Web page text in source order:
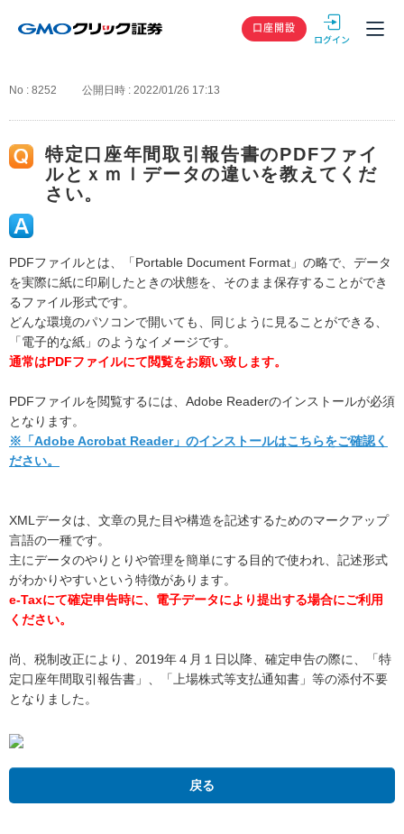
GMOクリック
口座開設
No : 8252 公開日時 : 2022/01/26 17:13
特定口座年間取引報告書のPDFファイ
ルとｘｍｌデータの違いを教えてくだ
さい。
PDFファイルとは、「Portable Document Format」の略で、データ
を実際に紙に印刷したときの状態を、そのまま保存することができ
るファイル形式です。
どんな環境のパソコンで開いても、同じように見ることができる、
「電子的な紙」のようなイメージです。
通常はPDFファイルにて閲覧をお願い致します。
PDFファイルを閲覧するには、Adobe Readerのインストールが必須
となります。
※「Adobe Acrobat Reader」のインストールはこちらをご確認く
ださい。
XMLデータは、文章の見た目や構造を記述するためのマークアップ
言語の一種です。
主にデータのやりとりや管理を簡単にする目的で使われ、記述形式
がわかりやすいという特徴があります。
e-Taxにて確定申告時に、電子データにより提出する場合にご利用
ください。
尚、税制改正により、2019年４月１日以降、確定申告の際に、「特
定口座年間取引報告書」、「上場株式等支払通知書」等の添付不要
となりました。
戻る